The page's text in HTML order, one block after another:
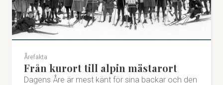
Årefakta
Från kurort till alpin mästarort
Dagens Åre är mest känt för sina backar och den